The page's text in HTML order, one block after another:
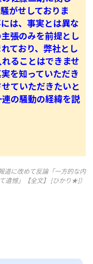
がせしておりま
は、事実とは異な
張のみを前提とし
ており、弊社とし
ることはできませ
を知っていただき
ていただきたいと
の騒動の経緯を説
道に改めて反論「一方的な内
遺憾」【全文】 [ひかり★]）